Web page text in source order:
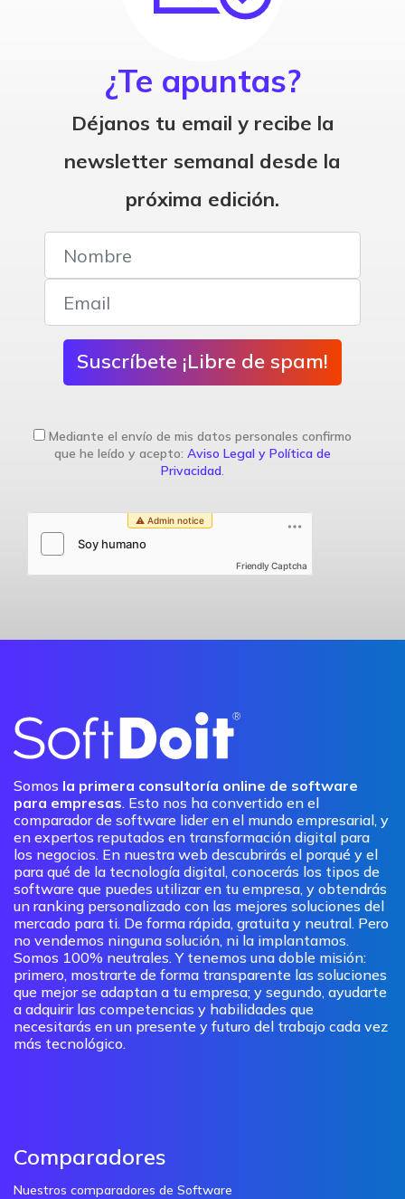
¿Te apuntas?
Déjanos tu email y recibe la
newsletter semanal desde la
próxima edición.
Suscríbete ¡Libre de spam!
Mediante el envío de mis datos personales confirmo
que he leído y acepto: Aviso Legal y Política de
Privacidad.
Friendly Captcha
Somos la primera consultoría online de software
para empresas. Esto nos ha convertido en el
comparador de software lider en el mundo empresarial, y
en expertos reputados en transformación digital para
los negocios. En nuestra web descubrirás el porqué y el
para qué de la tecnología digital, conocerás los tipos de
software que puedes utilizar en tu empresa, y obtendrás
un ranking personalizado con las mejores soluciones del
mercado para ti. De forma rápida, gratuita y neutral. Pero
no vendemos ninguna solución, ni la implantamos.
Somos 100% neutrales. Y tenemos una doble misión:
primero, mostrarte de forma transparente las soluciones
que mejor se adaptan a tu empresa; y segundo, ayudarte
a adquirir las competencias y habilidades que
necesitarás en un presente y futuro del trabajo cada vez
más tecnológico.
Comparadores
Nuestros comparadores de Software